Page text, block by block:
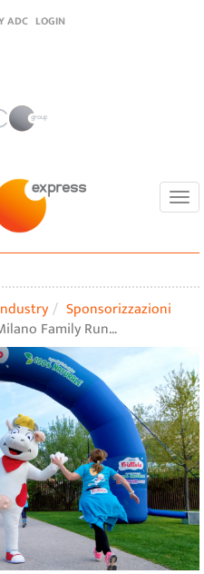
ADC LOGIN
Sponsorizzazioni
Family Run…